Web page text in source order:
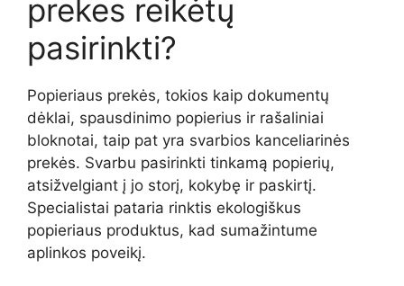
prekes reikėtų
pasirinkti?
Popieriaus prekės, tokios kaip dokumentų
dėklai, spausdinimo popierius ir rašaliniai
bloknotai, taip pat yra svarbios kanceliarinės
prekės. Svarbu pasirinkti tinkamą popierių,
atsižvelgiant į jo storį, kokybę ir paskirtį.
Specialistai pataria rinktis ekologiškus
popieriaus produktus, kad sumažintume
aplinkos poveikį.